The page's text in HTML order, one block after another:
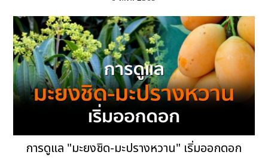
การดูแล "มะยงชิด-มะปรางหวาน" เริ่มออกดอก